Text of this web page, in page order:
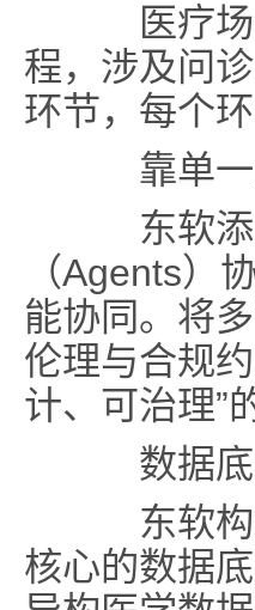
医疗场
程，涉及问
环节，每个
靠单一
东软添
（Agents）
能协同。将
伦理与合规
计、可治理”
数据
东软构
核心的数据